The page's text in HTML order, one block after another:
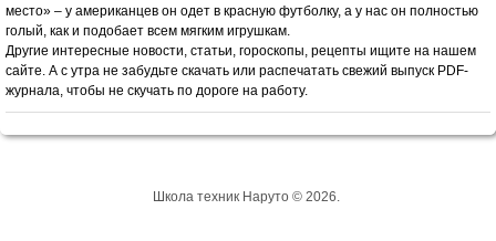
место» – у американцев он одет в красную футболку, а у нас он полностью
голый, как и подобает всем мягким игрушкам.
Другие интересные новости, статьи, гороскопы, рецепты ищите на нашем
сайте. А с утра не забудьте скачать или распечатать свежий выпуск PDF-
журнала, чтобы не скучать по дороге на работу.
Школа техник Наруто © 2026.